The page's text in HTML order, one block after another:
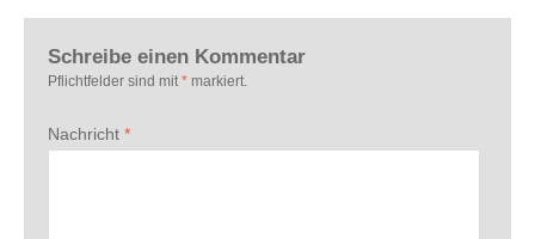
Schreibe einen Kommentar
Pflichtfelder sind mit * markiert.
Nachricht *